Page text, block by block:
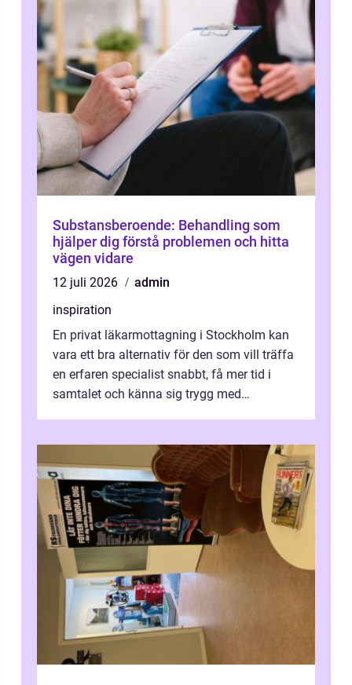
Substansberoende: Behandling som
hjälper dig förstå problemen och hitta
vägen vidare
12 juli 2026
admin
inspiration
En privat läkarmottagning i Stockholm kan
vara ett bra alternativ för den som vill träffa
en erfaren specialist snabbt, få mer tid i
samtalet och känna sig trygg med